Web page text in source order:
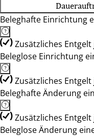
Beleghafte Einrichtung
Zusätzliches
Beleglose Einrichtung
Zusätzliches
Beleghafte Änderung
Zusätzliches
Beleglose Änderung